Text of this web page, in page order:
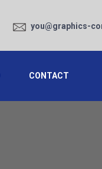
you@graphics-
CONTACT